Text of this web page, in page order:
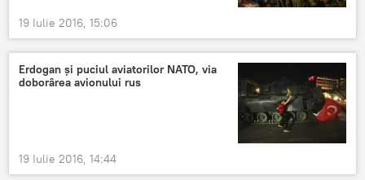
19 Iulie 2016, 15:06
Erdogan și puciul aviatorilor NATO, via
doborârea avionului rus
19 Iulie 2016, 14:44